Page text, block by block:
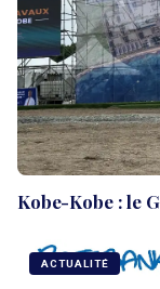
Kobe-Kobe : le
ACTUALITÉ